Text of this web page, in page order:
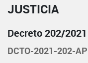
JUSTICIA
Decreto 202/2021
DCTO-2021-202-